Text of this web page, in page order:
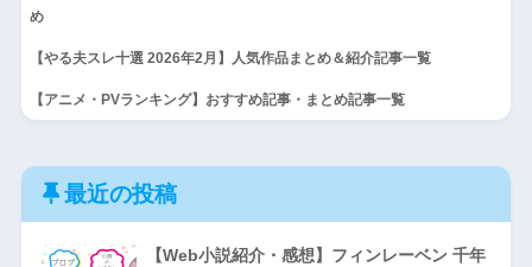
め
【やる夫スレ十選 2026年2月】人気作品まとめ＆紹介記事一覧
【アニメ・PVランキング】おすすめ記事・まとめ記事一覧
最近の投稿
【Web小説紹介・感想】フィンレーベン 千年